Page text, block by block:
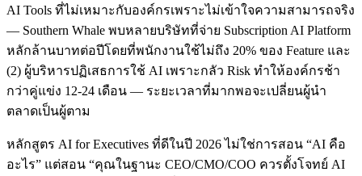
AI Tools ที่ไม่เหมาะกับองค์กรเพราะไม่เข้าใจความสามารถจริง
— Southern Whale พบหลายบริษัทที่จ่าย Subscription AI Platform
หลักล้านบาทต่อปีโดยที่พนักงานใช้ไม่ถึง 20% ของ Feature และ
(2) ผู้บริหารปฏิเสธการใช้ AI เพราะกลัว Risk ทำให้องค์กรช้า
กว่าคู่แข่ง 12-24 เดือน — ระยะเวลาที่มากพอจะเปลี่ยนผู้นำ
ตลาดเป็นผู้ตาม
หลักสูตร AI for Executives ที่ดีในปี 2026 ไม่ใช่การสอน “AI คือ
อะไร” แต่สอน “คุณในฐานะ CEO/CMO/COO ควรตั้งโจทย์ AI